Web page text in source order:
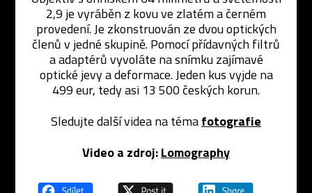
2,9 je vyráběn z kovu ve zlatém a černém
provedení. Je zkonstruován ze dvou optických
členů v jedné skupině. Pomocí přídavných filtrů
a adaptérů vyvoláte na snímku zajímavé
optické jevy a deformace. Jeden kus vyjde na
499 eur, tedy asi 13 500 českých korun.
Sledujte další videa na témafotografie
Video a zdroj:Lomography